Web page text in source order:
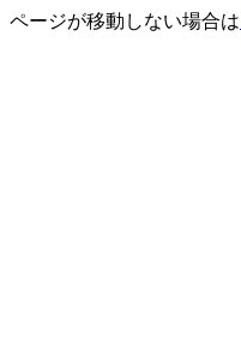
ページが移動しない場合は